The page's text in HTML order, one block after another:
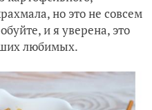
но это не совсем
и я уверена, это
любимых.